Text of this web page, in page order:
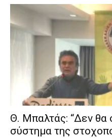
Θ. Μπαλτάς: “Δεν θα
σύστημα της